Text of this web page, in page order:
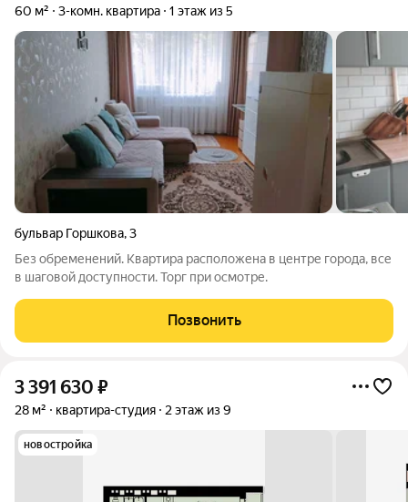
60 м² 3-комн. квартира 1 этаж из 5
бульвар Горшкова,3
Без обременений. Квартира расположена в центре города, все
в шаговой доступности. Торг при осмотре.
Позвонить
3 391 630 ₽
28 м² квартира-студия 2 этаж из 9
новостройка